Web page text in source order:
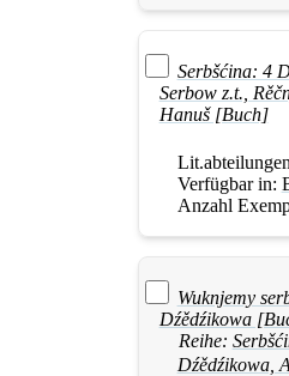
Serbšćina: 4
Serbow z.t.,
Hanuš [Buch]
Verfügbar in:
Anzahl
Wuknjemy
Dźědźikowa
Reihe:
Dźědźikowa,